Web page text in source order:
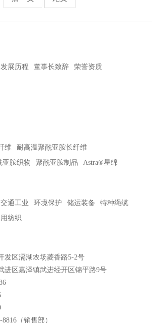
发展历程 董事长致辞 荣誉资质
维
耐高温聚酰亚胺长纤维
亚胺织物 聚酰亚胺制品 Astra®星绵
交通工业 环境保护 储运装备
特种绳缆
纺织
发区滆湖农场菱香路5-2号
进区嘉泽镇武进经开区锦平路9号
（销售部）